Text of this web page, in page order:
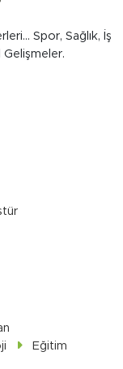
Spor, Sağlık, İş
Gelişmeler.
Eğitim